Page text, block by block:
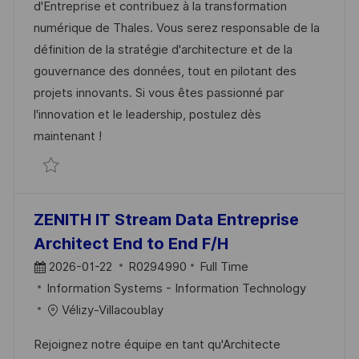
d'Entreprise et contribuez à la transformation
numérique de Thales. Vous serez responsable de la
définition de la stratégie d'architecture et de la
gouvernance des données, tout en pilotant des
projets innovants. Si vous êtes passionné par
l'innovation et le leadership, postulez dès
maintenant !
ZENITH IT Stream Data Entreprise
Architect End to End F/H
2026-01-22 R0294990
Full Time
Information Systems - Information Technology
Vélizy-Villacoublay
Rejoignez notre équipe en tant qu'Architecte